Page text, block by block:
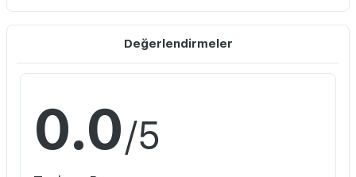
Değerlendirmeler
0.0/5